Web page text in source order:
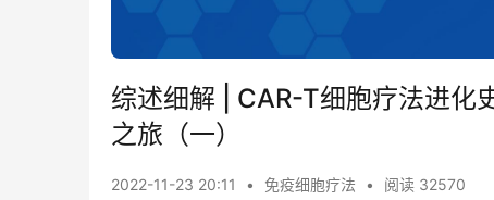
综述细解 | CAR-T细胞疗法进
之旅（一）
2022-11-23 20:11 • 免疫细胞疗法 • 阅读 32570